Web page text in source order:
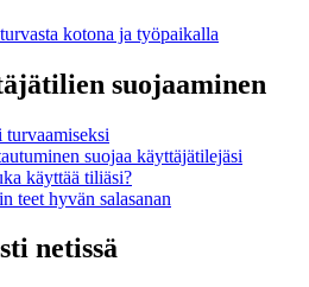
kotona ja työpaikalla
suojaaminen
suojaa käyttäjätilejäsi
käyttää tiliäsi?
teet hyvän salasanan
netissä